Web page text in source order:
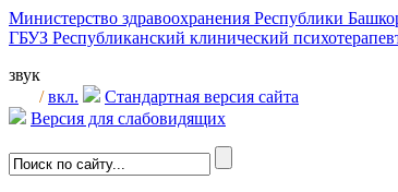
Министерство здравоохранения Республики
ГБУЗ Республиканский клинический
звук
/ вкл.
Стандартная версия сайта
Версия для слабовидящих